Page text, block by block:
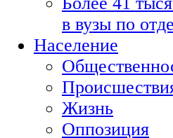
в вузы по
Население
Жизнь
Оппозиция